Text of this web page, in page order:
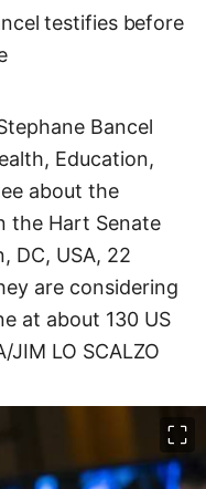
testifies before
Bancel
Education,
about the
the Hart Senate
DC, USA, 22
are considering
at about 130 US
JIM LO SCALZO